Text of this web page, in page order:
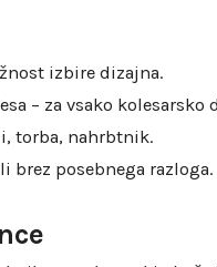
izbire dizajna.
– za vsako kolesarsko
torba, nahrbtnik.
brez posebnega razloga.